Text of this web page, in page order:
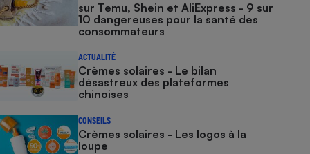
sur Temu, Shein et AliExpress - 9 sur
10 dangereuses pour la santé des
consommateurs
ACTUALITÉ
Crèmes solaires - Le bilan
désastreux des plateformes
chinoises
CONSEILS
Crèmes solaires - Les logos à la
loupe